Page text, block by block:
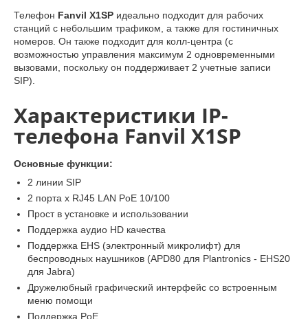
Телефон Fanvil X1SP идеально подходит для рабочих
станций с небольшим трафиком, а также для гостиничных
номеров. Он также подходит для колл-центра (с
возможностью управления максимум 2 одновременными
вызовами, поскольку он поддерживает 2 учетные записи
SIP).
Характеристики IP-
телефона Fanvil X1SP
Основные функции:
2 линии SIP
2 порта x RJ45 LAN PoE 10/100
Прост в установке и использовании
Поддержка аудио HD качества
Поддержка EHS (электронный микролифт) для
беспроводных наушников (APD80 для Plantronics - EHS20
для Jabra)
Дружелюбный графический интерфейс со встроенным
меню помощи
Поддержка PoE